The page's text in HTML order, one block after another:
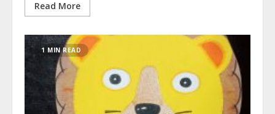
Read More
1 MIN READ